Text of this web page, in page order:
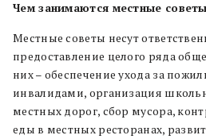
Чем занимаются местные
Местные советы несут
предоставление целого ряда
них – обеспечение ухода за
инвалидами, организация
местных дорог, сбор мусора,
еды в местных ресторанах,